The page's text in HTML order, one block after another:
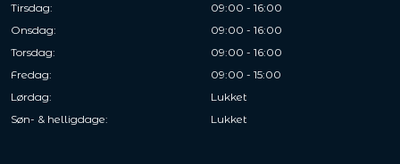
Tirsdag:
09:00 - 16:00
Onsdag:
09:00 - 16:00
Torsdag:
09:00 - 16:00
Fredag:
09:00 - 15:00
Lørdag:
Lukket
Søn- & helligdage:
Lukket